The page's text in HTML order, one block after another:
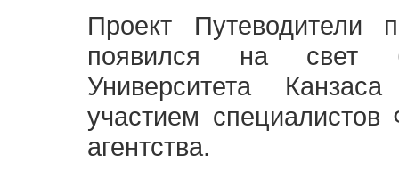
Проект Путеводители
появился на свет
Университета
участием специалистов
агентства.